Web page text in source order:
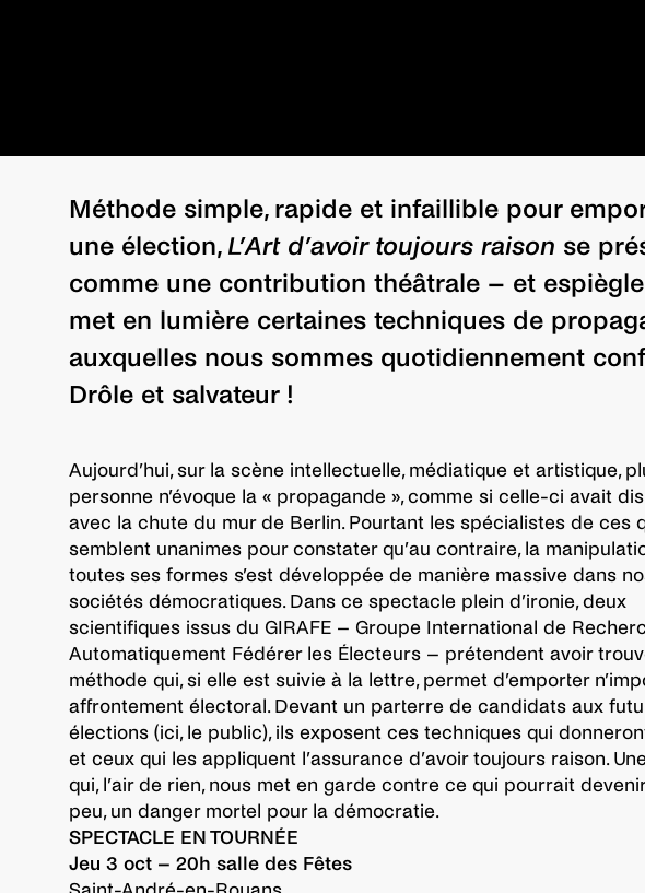
Méthode simple, rapide et infaillible pour
une élection, L’Art d’avoir toujours raison se
comme une contribution théâtrale – et
met en lumière certaines techniques de
auxquelles nous sommes quotidiennement
Drôle et salvateur !
Aujourd’hui, sur la scène intellectuelle, médiatique et artistique,
personne n’évoque la « propagande », comme si celle-ci avait
avec la chute du mur de Berlin. Pourtant les spécialistes de ces
semblent unanimes pour constater qu’au contraire, la
toutes ses formes s’est développée de manière massive dans
sociétés démocratiques. Dans ce spectacle plein d’ironie, deux
scientifiques issus du GIRAFE – Groupe International de
Automatiquement Fédérer les Électeurs – prétendent avoir
méthode qui, si elle est suivie à la lettre, permet d’emporter
affrontement électoral. Devant un parterre de candidats aux
élections (ici, le public), ils exposent ces techniques qui
et ceux qui les appliquent l’assurance d’avoir toujours raison.
qui, l’air de rien, nous met en garde contre ce qui pourrait
peu, un danger mortel pour la démocratie.
SPECTACLE EN TOURNÉE
Jeu 3 oct – 20h salle des Fêtes